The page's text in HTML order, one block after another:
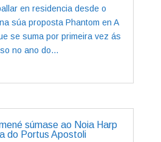
en residencia desde o
súa proposta Phantom en A
se suma por primeira vez ás
no ano do...
súmase ao Noia Harp
do Portus Apostoli